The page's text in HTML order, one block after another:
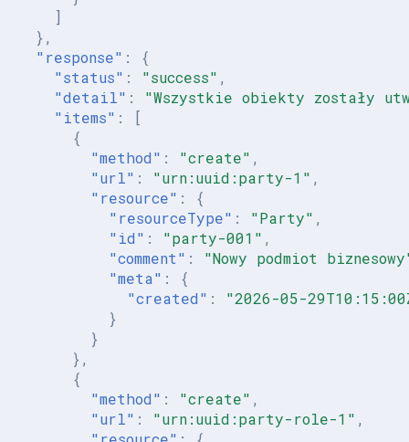
]
},
"response" :
{
"status" : "success" ,
"detail" :
"Wszystkie obiekty zostały
"items" :
[
{
"method" : "create" ,
"url" : "urn:uuid:party-1" ,
"resource" :
{
"resourceType" : "Party" ,
"id" : "party-001" ,
"comment" :
"Nowy podmiot
"meta" :
{
"created" :
"2026-05-
}
}
},
{
"method" : "create" ,
"url" : "urn:uuid:party-role-1" ,